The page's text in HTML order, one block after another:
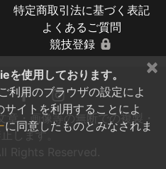
特定商取引法に基づく表記
よくあるご質問
競技登録
章・画像等の無断での複製・
します。
Rights Reserved.
×
使用しております。
利用のブラウザの設定によ
イトを利用することによ
に同意したものとみなされま